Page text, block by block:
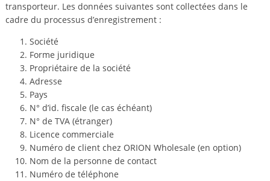
transporteur. Les données suivantes sont collectées dans le
cadre du processus d’enregistrement :
Société
Forme juridique
Propriétaire de la société
Adresse
Pays
N° d’id. fiscale (le cas échéant)
N° de TVA (étranger)
Licence commerciale
Numéro de client chez ORION Wholesale (en option)
Nom de la personne de contact
Numéro de téléphone